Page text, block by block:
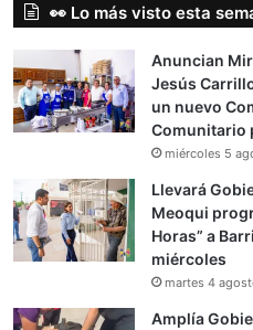
👀 Lo más visto esta
Anuncian
Jesús
un nuevo
Comunitario
miércoles 5
Llevará
Meoqui
Horas” a
miércoles
martes 4
Amplía